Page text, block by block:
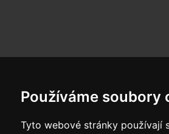
Používáme soubory
Tyto webové stránky používají